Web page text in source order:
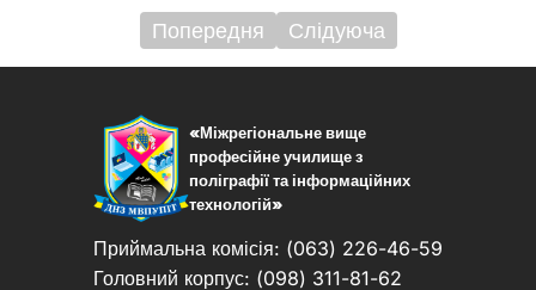
Навігація
записів
Попередня Слідуюча
«Міжрегіональне вище
професійне училище з
поліграфії та інформаційних
технологій»
Приймальна комісія: (063) 226-46-59
Головний корпус: (098) 311-81-62